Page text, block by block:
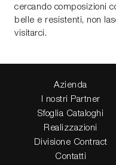
cercando composizioni
belle e resistenti, non
visitarci.
Azienda
I nostri Partner
Sfoglia Cataloghi
Realizzazioni
Divisione Contract
Contatti